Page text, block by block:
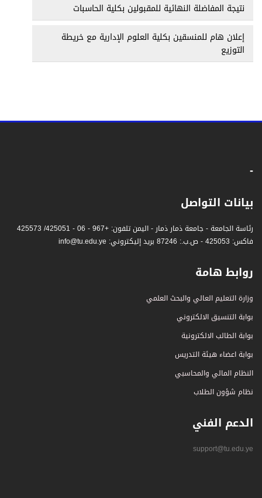
نتيجة المفاضلة النهائية للمقبولين بكلية الحاسبات
إعلان هام للمنسقين بكلية العلوم الإدارية مع خريطة
التوزيع
-
بيانات التواصل
رئاسة الجامعة - جامعة ذمار ذمار - اليمن تلفون: +967 - 06 - 425051/ 425573
فاكس: 425053 - ص.ب.: 87246 بريد إليكتروني: info@tu.edu.ye
روابط هامة
وزارة التعليم العالي والبحث العلمي
بوابة التنسيق الالكتروني
بوابة الطالب الالكترونية
بوابة اعضاء هيئة التدريس
النظام المالي والمحاسبي
نظام شؤون الطلاب
الدعم الفني
support@tu.edu.ye